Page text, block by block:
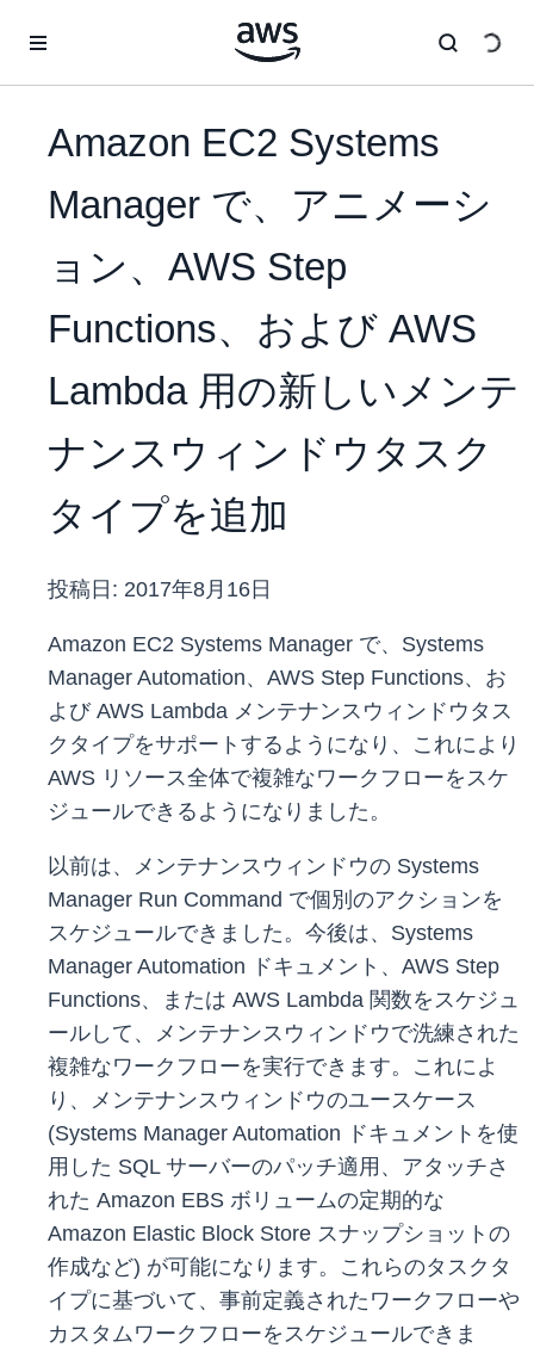
Amazon EC2 Systems
Manager で、アニメーシ
ョン、AWS Step
Functions、および AWS
Lambda 用の新しいメンテ
ナンスウィンドウタスク
タイプを追加
投稿日: 2017年8月16日
Amazon EC2 Systems Manager で、Systems
Manager Automation、AWS Step Functions、お
よび AWS Lambda メンテナンスウィンドウタス
クタイプをサポートするようになり、これにより
AWS リソース全体で複雑なワークフローをスケ
ジュールできるようになりました。
以前は、メンテナンスウィンドウの Systems
Manager Run Command で個別のアクションを
スケジュールできました。今後は、Systems
Manager Automation ドキュメント、AWS Step
Functions、または AWS Lambda 関数をスケジュ
ールして、メンテナンスウィンドウで洗練された
複雑なワークフローを実行できます。これによ
り、メンテナンスウィンドウのユースケース
(Systems Manager Automation ドキュメントを使
用した SQL サーバーのパッチ適用、アタッチさ
れた Amazon EBS ボリュームの定期的な
Amazon Elastic Block Store スナップショットの
作成など) が可能になります。これらのタスクタ
イプに基づいて、事前定義されたワークフローや
カスタムワークフローをスケジュールできま